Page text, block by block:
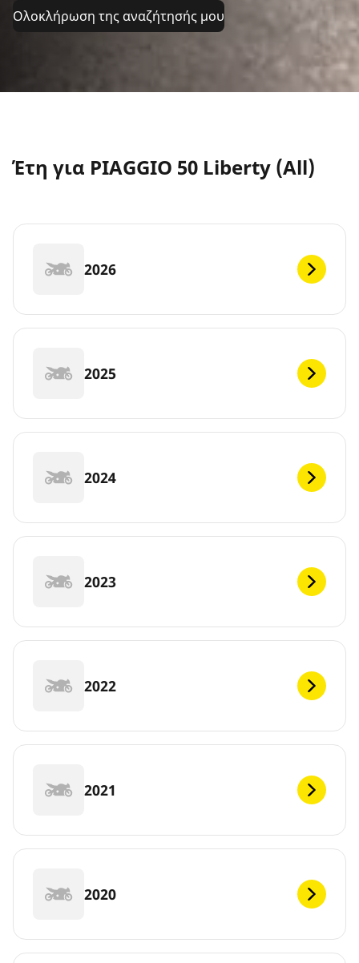
Ολοκλήρωση της αναζήτησής μου
Έτη για PIAGGIO 50 Liberty (All)
2026
2025
2024
2023
2022
2021
2020